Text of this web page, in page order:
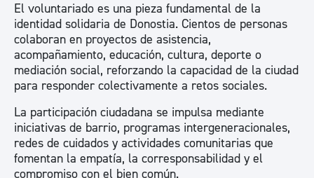
El voluntariado es una pieza fundamental de la
identidad solidaria de Donostia. Cientos de personas
colaboran en proyectos de asistencia,
acompañamiento, educación, cultura, deporte o
mediación social, reforzando la capacidad de la ciudad
para responder colectivamente a retos sociales.
La participación ciudadana se impulsa mediante
iniciativas de barrio, programas intergeneracionales,
redes de cuidados y actividades comunitarias que
fomentan la empatía, la corresponsabilidad y el
compromiso con el bien común.